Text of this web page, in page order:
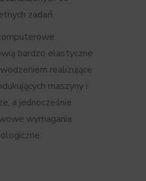
zadań.
bardzo elastyczne
realizujące
maszyny i
a jednocześnie
wymagania